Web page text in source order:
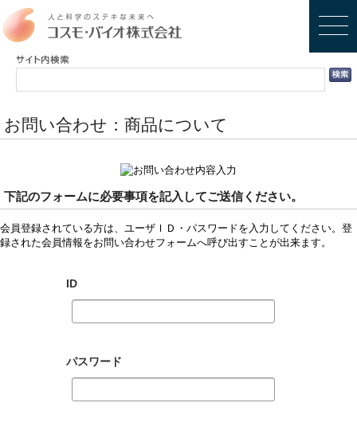
お問い合わせ：商品について
下記のフォームに必要事項を記入してご送信ください。
会員登録されている方は、ユーザＩＤ・パスワードを入力してください。登
録された会員情報をお問い合わせフォームへ呼び出すことが出来ます。
ID
パスワード